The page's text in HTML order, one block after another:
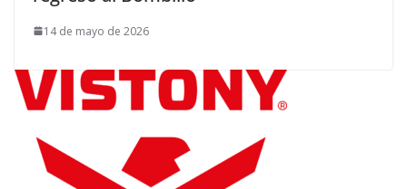
14 de mayo de 2026